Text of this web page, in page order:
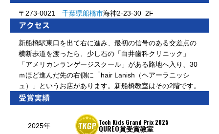
〒273-0021 千葉県船橋市海神2-23-30 2F
アクセス
新船橋駅東口を出て右に進み、最初の信号のある交差点の
横断歩道を渡ったら、少し右の「白井歯科クリニック」
「アメリカンランゲージスクール」がある路地へ入り、30
ｍほど進んだ先の右側に「hair Lanish（ヘアーラニッシ
ュ）」というお店があります。新船橋教室はその2階です。
受賞実績
2025年 Tech Kids Grand Prix 2025
QUREO賞受賞教室